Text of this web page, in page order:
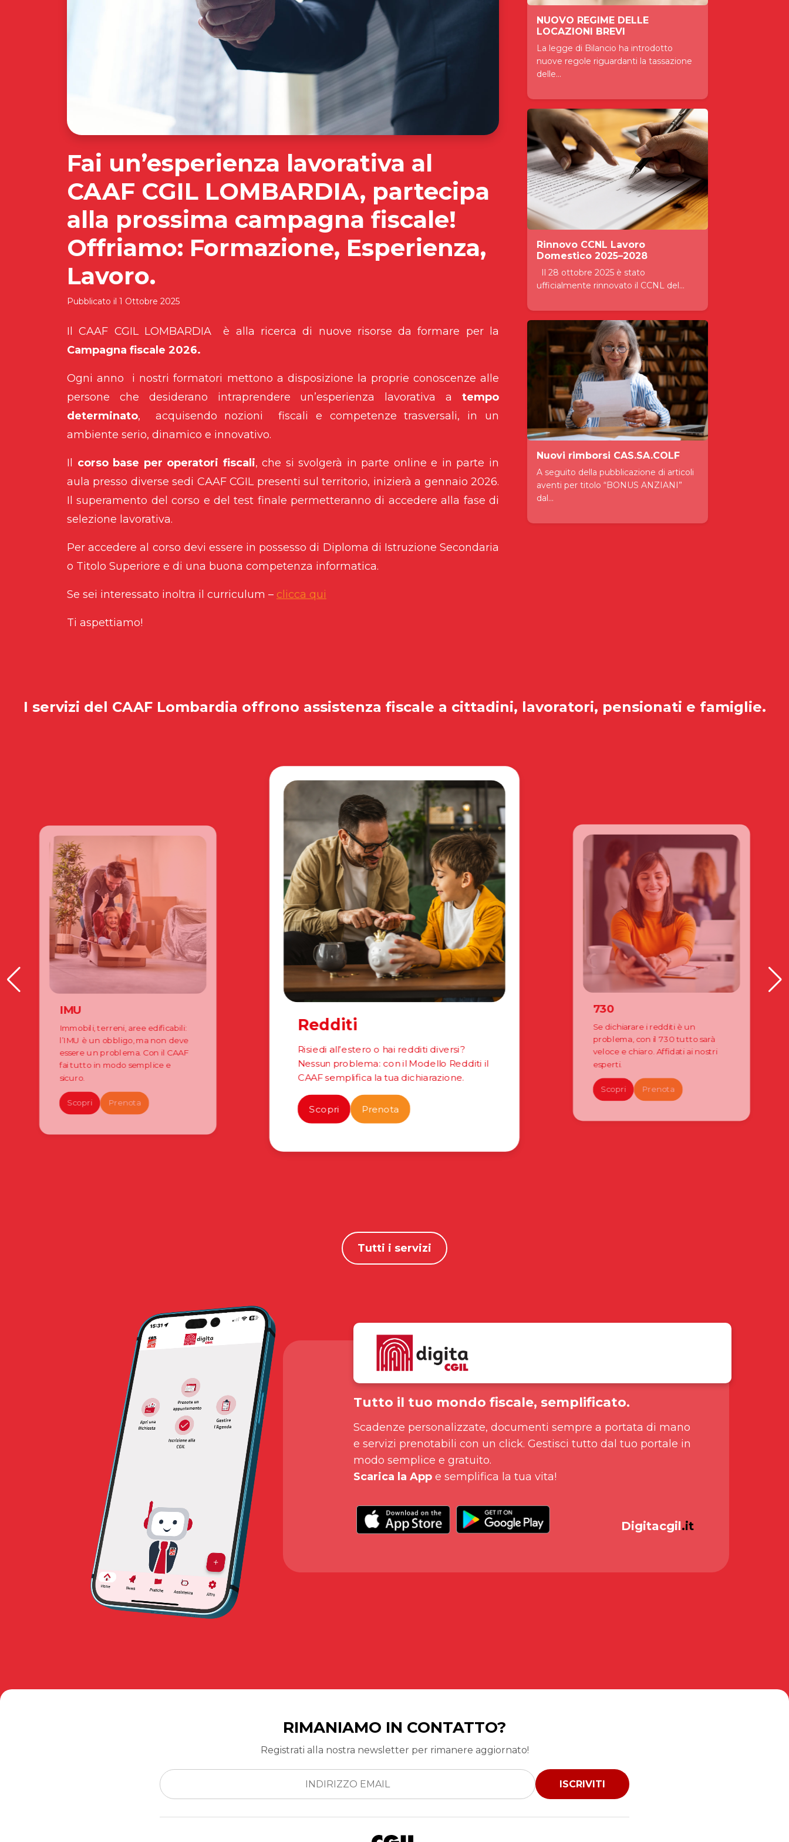
Fai un’esperienza lavorativa al
CAAF CGIL LOMBARDIA, partecipa
alla prossima campagna fiscale!
Offriamo: Formazione, Esperienza,
Lavoro.
Pubblicato il 1 Ottobre 2025
Il CAAF CGIL LOMBARDIA
è alla ricerca di nuove risorse da formare per la
Campagna fiscale 2026.
Ogni anno
i nostri formatori mettono a disposizione la proprie conoscenze alle
persone che desiderano intraprendere un’esperienza lavorativa a tempo
determinato, acquisendo nozioni
fiscali e competenze trasversali, in un
ambiente serio, dinamico e innovativo.
Il corso base per operatori fiscali, che si svolgerà in parte online e in parte in
aula presso diverse sedi CAAF CGIL presenti sul territorio, inizierà a gennaio 2026.
Il superamento del corso e del test finale permetteranno di accedere alla fase di
selezione lavorativa.
Per accedere al corso devi essere in possesso di Diploma di Istruzione Secondaria
o Titolo Superiore e di una buona competenza informatica.
Se sei interessato inoltra il curriculum – clicca qui
Ti aspettiamo!
NUOVO REGIME DELLE
LOCAZIONI BREVI
La legge di Bilancio ha introdotto
nuove regole riguardanti la tassazione
delle...
Rinnovo CCNL Lavoro
Domestico 2025–2028
Il 28 ottobre 2025 è stato
ufficialmente rinnovato il CCNL del...
Nuovi rimborsi CAS.SA.COLF
A seguito della pubblicazione di articoli
aventi per titolo “BONUS ANZIANI”
dal...
I servizi del CAAF Lombardia offrono assistenza fiscale a cittadini, lavoratori, pensionati e famiglie.
IMU
Immobili, terreni, aree edificabili:
l’IMU è un obbligo, ma non deve
essere un problema. Con il CAAF
fai tutto in modo semplice e
sicuro.
Scopri Prenota
Redditi
Risiedi all’estero o hai redditi diversi?
Nessun problema: con il Modello Redditi il
CAAF semplifica la tua dichiarazione.
Scopri Prenota
730
Se dichiarare i redditi è un
problema, con il 730 tutto sarà
veloce e chiaro. Affidati ai nostri
esperti.
Scopri Prenota
Tutti i servizi
Tutto il tuo mondo fiscale, semplificato.
Scadenze personalizzate, documenti sempre a portata di mano
e servizi prenotabili con un click. Gestisci tutto dal tuo portale in
modo semplice e gratuito.
Scarica la App e semplifica la tua vita!
Digitacgil.it
RIMANIAMO IN CONTATTO?
Registrati alla nostra newsletter per rimanere aggiornato!
ISCRIVITI